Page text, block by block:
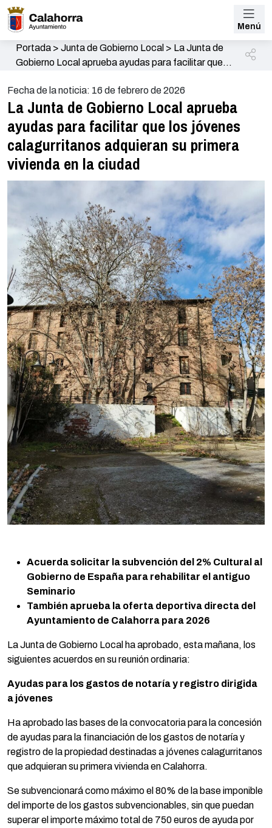
Menú
Portada> Junta de Gobierno Local > La Junta de
Gobierno Local aprueba ayudas para facilitar que
vivienda en la ciudad
Fecha de la noticia: 16 de febrero de 2026
La Junta de Gobierno Local aprueba
ayudas para facilitar que los jóvenes
calagurritanos adquieran su primera
vivienda en la ciudad
Acuerda solicitar la subvención del 2% Cultural al
Gobierno de España para rehabilitar el antiguo
Seminario
También aprueba la oferta deportiva directa del
Ayuntamiento de Calahorra para 2026
La Junta de Gobierno Local ha aprobado, esta mañana, los
siguientes acuerdos en su reunión ordinaria:
Ayudas para los gastos de notaría y registro dirigida
a jóvenes
Ha aprobado las bases de la convocatoria para la concesión
de ayudas para la financiación de los gastos de notaría y
registro de la propiedad destinadas a jóvenes calagurritanos
que adquieran su primera vivienda en Calahorra.
Se subvencionará como máximo el 80% de la base imponible
del importe de los gastos subvencionables, sin que puedan
superar el importe máximo total de 750 euros de ayuda por